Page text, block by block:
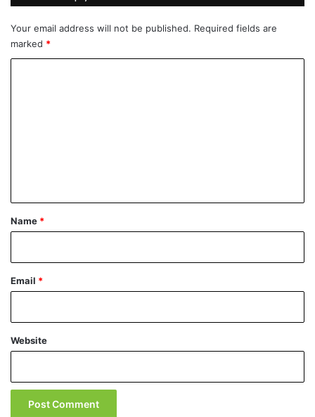
a
z
1
5
Your email address will not be published. Required fields are
marked *
*
Name *
Email *
Website